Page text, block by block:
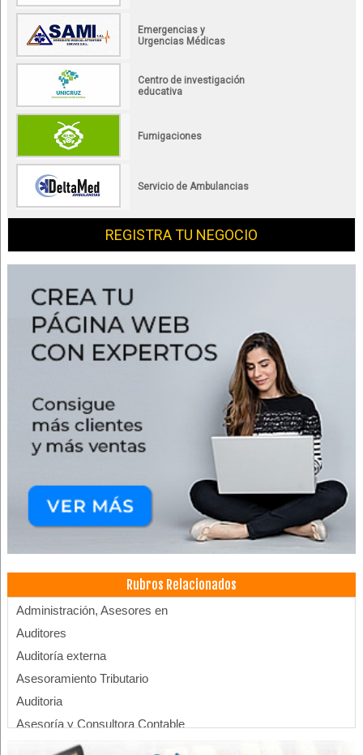
Emergencias y
Urgencias Médicas
Centro de investigación
educativa
Fumigaciones
Servicio de Ambulancias
REGISTRA TU NEGOCIO
Rubros Relacionados
Administración, Asesores en
Auditores
Auditoría externa
Asesoramiento Tributario
Auditoria
Asesoría y Consultora Contable
Auditoria Financiera